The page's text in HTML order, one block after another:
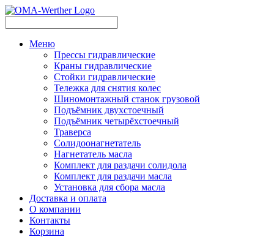
Меню
Прессы гидравлические
Краны гидравлические
Стойки гидравлические
Тележка для снятия колес
Шиномонтажный станок грузовой
Подъёмник двухстоечный
Подъёмник четырёхстоечный
Траверса
Солидоонагнетатель
Нагнетатель масла
Комплект для раздачи солидола
Комплект для раздачи масла
Установка для сбора масла
Доставка и оплата
О компании
Контакты
Корзина